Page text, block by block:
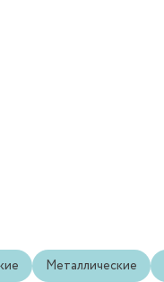
Металлические